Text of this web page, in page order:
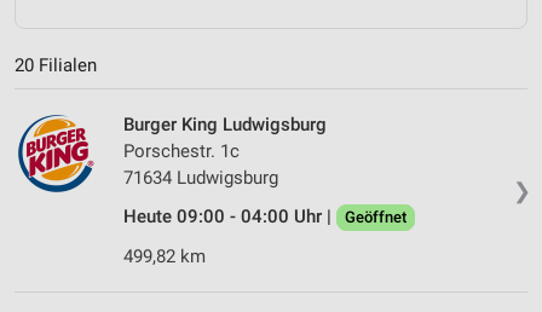
20 Filialen
❯
Burger King Ludwigsburg
Porschestr. 1c
71634 Ludwigsburg
Heute 09:00 - 04:00 Uhr |
Geöffnet
499,82 km